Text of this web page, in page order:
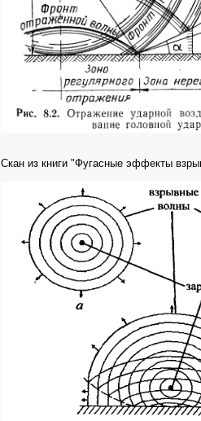
Скан из книги "Фугасные эффекты